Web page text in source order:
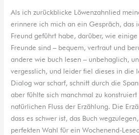
Als ich zurückblicke Löwenzahnlied
erinnere ich mich an ein Gespräch, das
Freund geführt habe, darüber, wie
Freunde sind – bequem, vertraut und
andere wie buch lesen – unbehaglich,
vergesslich, und leider fiel dieses in die
Dialog war scharf, schnitt durch die
aber fühlte sich manchmal zu konstruiert
natürlichen Fluss der Erzählung. Die
dass es schwer ist, das Buch
perfekten Wahl für ein Wochenend-